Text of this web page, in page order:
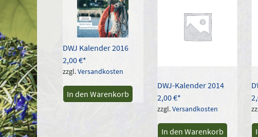
DWJ Kalender 2016
2,00€
zzgl.Versandkosten
In den Warenkorb
DWJ-Kalender 2014
2,00€
zzgl.Versandkosten
In den Warenkorb